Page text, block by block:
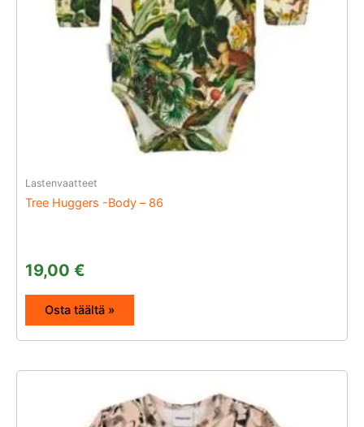
Lastenvaatteet
Tree Huggers -Body – 86
19,00 €
Osta täältä »